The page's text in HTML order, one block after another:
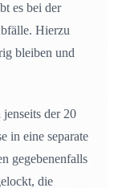
es bei der
Hierzu
bleiben und
der 20
in eine separate
gegebenenfalls
die